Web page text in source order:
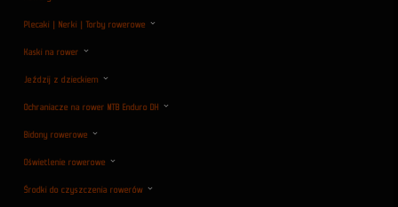
Plecaki | Nerki | Torby rowerowe
Kaski na rower
Jeździj z dzieckiem
Ochraniacze na rower MTB Enduro DH
Bidony rowerowe
Oświetlenie rowerowe
Środki do czyszczenia rowerów